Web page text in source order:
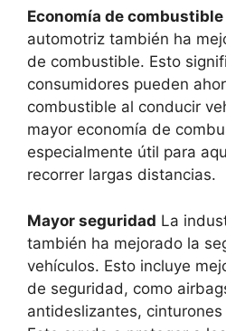
Economía de combustible
automotriz también ha
de combustible. Esto
consumidores pueden
combustible al conducir
mayor economía de
especialmente útil para
recorrer largas distancias.
Mayor seguridad La
también ha mejorado la
vehículos. Esto incluye
de seguridad, como
antideslizantes,